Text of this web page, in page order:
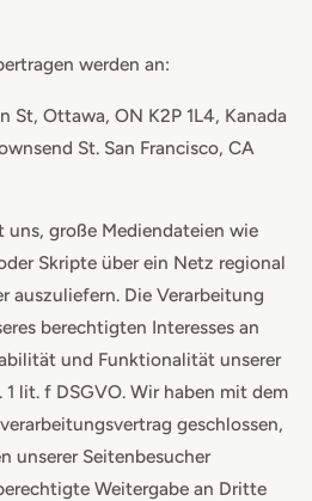
werden an:
St, Ottawa, ON K2P 1L4, Kanada
St. San Francisco, CA
uns, große Mediendateien wie
Skripte über ein Netz regional
auszuliefern. Die Verarbeitung
berechtigten Interesses an
und Funktionalität unserer
lit. f DSGVO. Wir haben mit dem
geschlossen,
unserer Seitenbesucher
Weitergabe an Dritte